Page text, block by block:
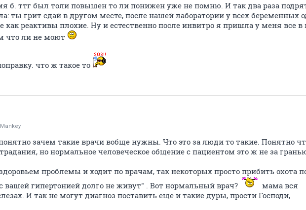
б. ттг был толи повышен то ли понижен уже не помню. И так два раза
ты грит сдай в другом месте, после нашей лаборатории у всех беременных
как реактивы плохие. Ну и естественно после инвитро я пришла у меня все в
что ли не моют
что ж такое то
Mankey
зачем такие врачи вобще нужны. Что это за люди то такие. Понятно
но нормальное человеческое общение с пациентом это ж не за
проблемы и ходит по врачам, так некоторых просто прибить охота
вашей гипертонией долго не живут" . Вот нормальный врач?
мама вся
И так не могут диагноз поставить еще и такие дуры, прости Господи,